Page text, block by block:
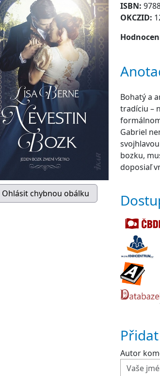
ISBN:
OKCZID:
Bohatý a
tradíciu –
Gabriel
bozku,
doposiaľ
Autor